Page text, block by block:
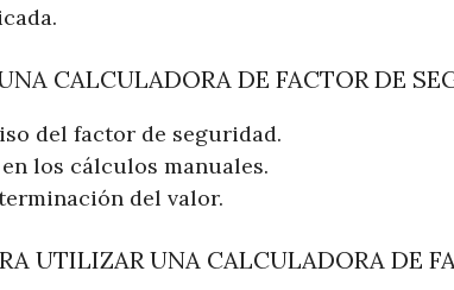
CALCULADORA DE FACTOR DE
del factor de seguridad.
los cálculos manuales.
del valor.
UTILIZAR UNA CALCULADORA DE